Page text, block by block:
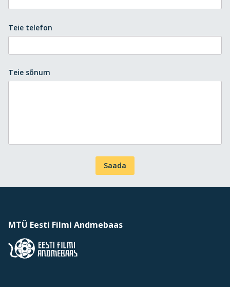
Teie telefon
Teie sõnum
Saada
MTÜ Eesti Filmi Andmebaas